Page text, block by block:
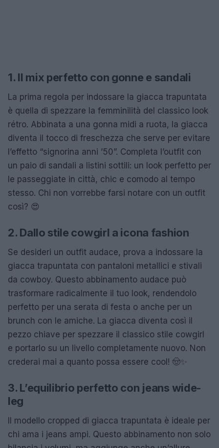
1. Il mix perfetto con gonne e sandali
La prima regola per indossare la giacca trapuntata
è quella di spezzare la femminilità del classico look
rétro. Abbinata a una gonna midi a ruota, la giacca
diventa il tocco di freschezza che serve per evitare
l’effetto “signorina anni ’50”. Completa l’outfit con
un paio di sandali a listini sottili: un look perfetto per
le passeggiate in città, chic e comodo al tempo
stesso. Chi non vorrebbe farsi notare con un outfit
così? 😍
2. Dallo stile cowgirl a icona fashion
Se desideri un outfit audace, prova a indossare la
giacca trapuntata con pantaloni metallici e stivali
da cowboy. Questo abbinamento audace può
trasformare radicalmente il tuo look, rendendolo
perfetto per una serata di festa o anche per un
brunch con le amiche. La giacca diventa così il
pezzo chiave per spezzare il classico stile cowgirl
e portarlo su un livello completamente nuovo. Non
crederai mai a quanto possa essere cool! 🤠✨
3. L’equilibrio perfetto con jeans wide-
leg
Il modello cropped di giacca trapuntata è ideale per
chi ama i jeans ampi. Questo abbinamento non solo